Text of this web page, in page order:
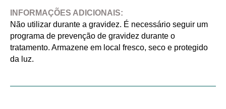
INFORMAÇÕES ADICIONAIS:
Não utilizar durante a gravidez. É necessário seguir um
programa de prevenção de gravidez durante o
tratamento. Armazene em local fresco, seco e protegido
da luz.